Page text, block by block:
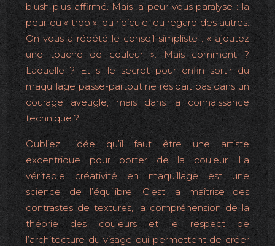
blush plus affirmé. Mais la peur vous paralyse : la
peur du « trop », du ridicule, du regard des autres.
On vous a répété le conseil simpliste : « ajoutez
une touche de couleur ». Mais comment ?
Laquelle ? Et si le secret pour enfin sortir du
maquillage passe-partout ne résidait pas dans un
courage aveugle, mais dans la connaissance
technique ?
Oubliez l’idée qu’il faut être une artiste
excentrique pour porter de la couleur. La
véritable créativité en maquillage est une
science de l’équilibre. C’est la maîtrise des
contrastes de textures, la compréhension de la
théorie des couleurs et le respect de
l’architecture du visage qui permettent de créer